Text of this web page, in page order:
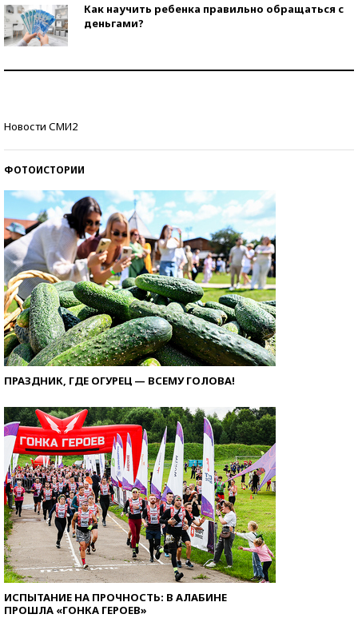
Как научить ребенка правильно обращаться с
деньгами?
Новости СМИ2
ФОТОИСТОРИИ
ПРАЗДНИК, ГДЕ ОГУРЕЦ — ВСЕМУ ГОЛОВА!
ИСПЫТАНИЕ НА ПРОЧНОСТЬ: В АЛАБИНЕ
ПРОШЛА «ГОНКА ГЕРОЕВ»